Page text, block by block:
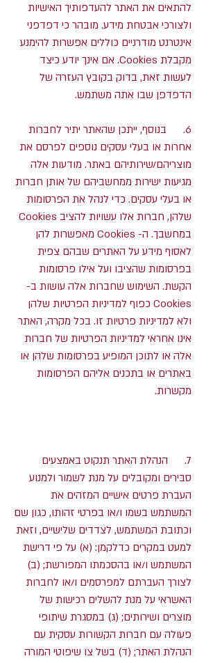
להתאים את האתר להעדפותיך האישיות
ולצורכי אבטחת מידע. מובהר כי דפדפני
אינטרנט מודרניים כוללים אפשרות להימנע
מקבלת Cookies. אם אינך יודע כיצד
לעשות זאת, בדוק בקובץ העזרה של
הדפדפן שבו אתה משתמש.
6. בנוסף, ייתכן שהאתר יתיר לחברות
אחרות או בעלי עסקים נוספים לפרסם את
מוצריהם/שירותיהם באתר. מודעות אלה
מגיעות ישירות ממחשביהם של אותן חברות
או בעלי עסקים. כדי לנהל את הפרסומות
שלהן, חברות אלו עשויות להציב Cookies
במחשבך. ה- Cookies מאפשרות להן
לאסוף מידע על האתרים שבהם צפית
בפרסומות שהציבו ועל אילו פרסומות
הקשת. השימוש שחברות אלה עושות ב-
Cookies כפוף למדיניות הפרטיות שלהן
ולא למדיניות פרטיות זו. בכל מקרה, האתר
אינו אחראי למדיניות הפרטיות של חברות
אלה או לתוכן המופיע בפרסומות שלהן או
באתרים או בתכנים אליהם הפרסומות
מקשרות.
7. הנהלת האתר תנקוט באמצעים
סבירים ומקובלים על מנת לשמור ולמנוע
העברת פרטים אישיים המזהים את
המשתמש בשמו ו/או בפרטי זהותו, כגון שם
וכתובת המשתמש, לצדדים שלישיים, וזאת
למעט במקרים כדלקמן: (א) על פי דרישת
המשתמש ו/או בהסכמתו המפורשת; (ב)
לצורך העברתם למפרסמים ו/או לחברות
האשראי על מנת להשלים רכישות של
מוצרים ושירותים; (ג) במסגרת שיתופי
פעולה עם חברות הקשורות עסקית עם
הנהלת האתר; (ד) בשל צו שיפוטי המורה